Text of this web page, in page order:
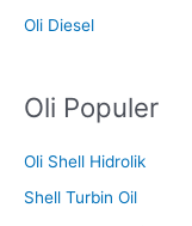
Oli Diesel
Oli Populer
Oli Shell Hidrolik
Shell Turbin Oil